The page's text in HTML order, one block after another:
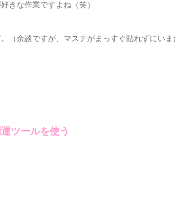
きな作業ですよね（笑）
（余談ですが、マステがまっすぐ貼れずにいま
ツールを使う